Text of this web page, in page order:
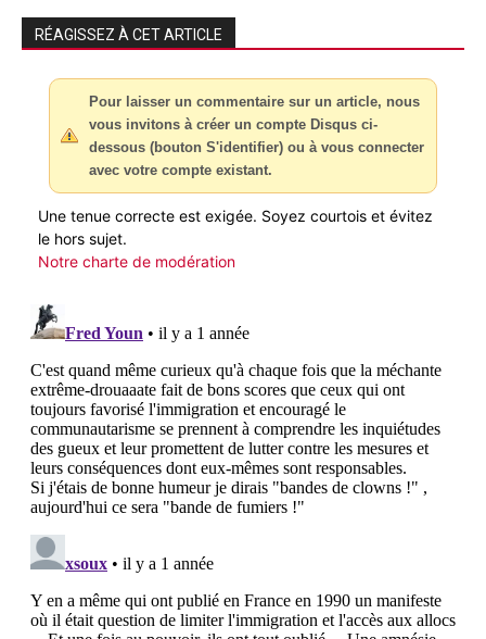
RÉAGISSEZ À CET ARTICLE
Pour laisser un commentaire sur un article, nous
vous invitons à créer un compte Disqus ci-
dessous (bouton S'identifier) ou à vous connecter
avec votre compte existant.
Une tenue correcte est exigée. Soyez courtois et évitez
le hors sujet.
Notre charte de modération